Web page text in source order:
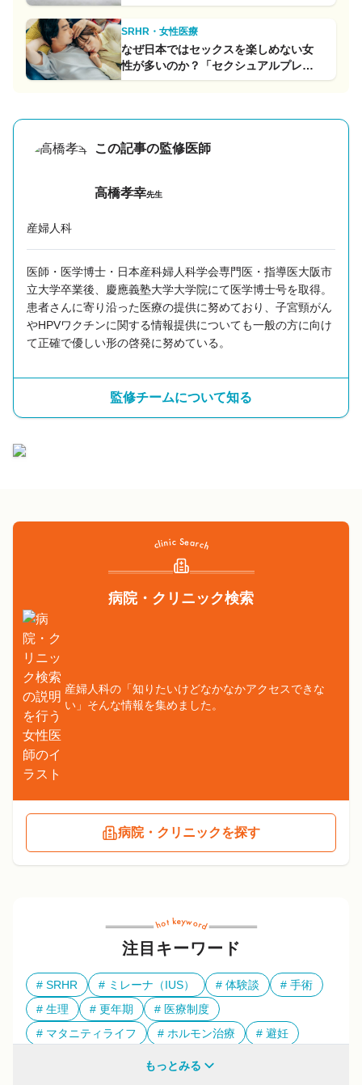
SRHR・女性医療
なぜ日本ではセックスを楽しめない女
性が多いのか？「セクシュアルプレジ
ャー」と「性教育」の因果関係
この記事の監修医師
高橋孝幸先生
産婦人科
医師・医学博士・日本産科婦人科学会専門医・指導医大阪市
立大学卒業後、慶應義塾大学大学院にて医学博士号を取得。
患者さんに寄り沿った医療の提供に努めており、子宮頸がん
やHPVワクチンに関する情報提供についても一般の方に向け
て正確で優しい形の啓発に努めている。
監修チームについて知る
病院・クリニック検索
産婦人科の「知りたいけどなかなかアクセスできな
い」そんな情報を集めました。
病院・クリニックを探す
注目キーワード
SRHR ミレーナ（IUS） 体験談
手術
生理
更年期
医療制度
マタニティライフ
ホルモン治療
避妊
もっとみる